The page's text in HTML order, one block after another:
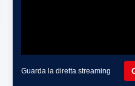
Guarda la diretta streaming